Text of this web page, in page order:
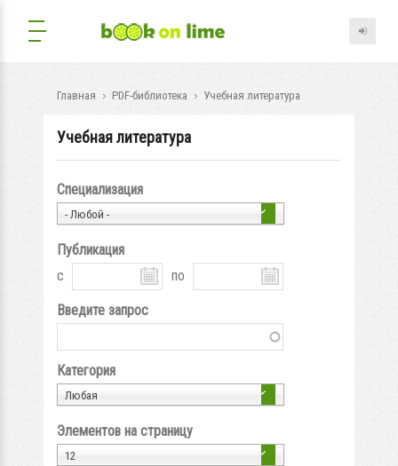
Главная PDF-библиотека Учебная литература
Учебная литература
Специализация
- Любой -
Публикация
с
по
Введите запрос
Категория
Любая
Элементов на страницу
12